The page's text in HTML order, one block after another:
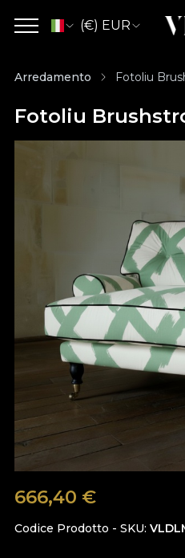
(€) EUR
Arredamento Fotoliu
Fotoliu
666,40 €
Codice Prodotto - SKU